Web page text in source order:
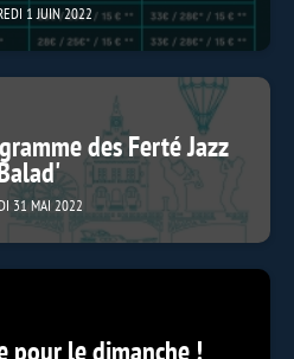
1 JUIN 2022
des Ferté Jazz
31 MAI 2022
pour le dimanche !